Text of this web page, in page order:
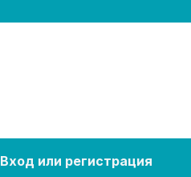
Вход или регистрация